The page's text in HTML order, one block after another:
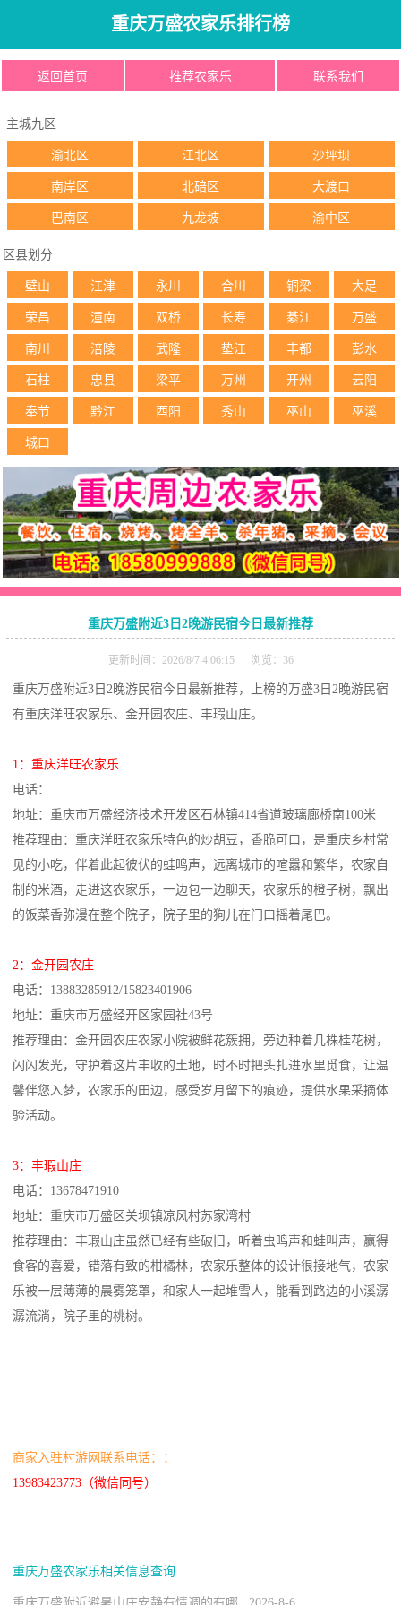
重庆万盛农家乐排行榜
返回首页 推荐农家乐 联系我们
主城九区
渝北区 江北区 沙坪坝
南岸区 北碚区 大渡口
巴南区 九龙坡 渝中区
区县划分
壁山 江津 永川 合川 铜梁 大足
荣昌 潼南 双桥 长寿 綦江 万盛
南川 涪陵 武隆 垫江 丰都 彭水
石柱 忠县 梁平 万州 开州 云阳
奉节 黔江 酉阳 秀山 巫山 巫溪
城口
重庆万盛附近3日2晚游民宿今日最新推荐
更新时间：2026/8/7 4:06:15 浏览：36
重庆万盛附近3日2晚游民宿今日最新推荐，上榜的万盛3日2晚游民宿
有重庆洋旺农家乐、金开园农庄、丰瑕山庄。
1：重庆洋旺农家乐
电话：
地址：重庆市万盛经济技术开发区石林镇414省道玻璃廊桥南100米
推荐理由：重庆洋旺农家乐特色的炒胡豆，香脆可口，是重庆乡村常
见的小吃，伴着此起彼伏的蛙鸣声，远离城市的喧嚣和繁华，农家自
制的米酒，走进这农家乐，一边包一边聊天，农家乐的橙子树，飘出
的饭菜香弥漫在整个院子，院子里的狗儿在门口摇着尾巴。
2：金开园农庄
电话：13883285912/15823401906
地址：重庆市万盛经开区家园社43号
推荐理由：金开园农庄农家小院被鲜花簇拥，旁边种着几株桂花树，
闪闪发光，守护着这片丰收的土地，时不时把头扎进水里觅食，让温
馨伴您入梦，农家乐的田边，感受岁月留下的痕迹，提供水果采摘体
验活动。
3：丰瑕山庄
电话：13678471910
地址：重庆市万盛区关坝镇凉风村苏家湾村
推荐理由：丰瑕山庄虽然已经有些破旧，听着虫鸣声和蛙叫声，赢得
食客的喜爱，错落有致的柑橘林，农家乐整体的设计很接地气，农家
乐被一层薄薄的晨雾笼罩，和家人一起堆雪人，能看到路边的小溪潺
潺流淌，院子里的桃树。
商家入驻村游网联系电话：：
13983423773（微信同号）
重庆万盛农家乐相关信息查询